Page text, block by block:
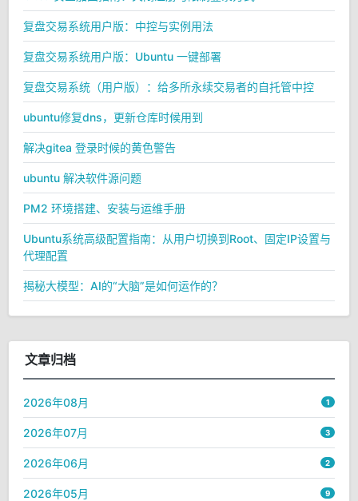
复盘交易系统用户版：中控与实例用法
复盘交易系统用户版：Ubuntu 一键部署
复盘交易系统（用户版）：给多所永续交易者的自托管中控
ubuntu修复dns，更新仓库时候用到
解决gitea 登录时候的黄色警告
ubuntu 解决软件源问题
PM2 环境搭建、安装与运维手册
Ubuntu系统高级配置指南：从用户切换到Root、固定IP设置与
代理配置
揭秘大模型：AI的“大脑”是如何运作的？
文章归档
2026年08月 1
2026年07月 3
2026年06月 2
2026年05月 9